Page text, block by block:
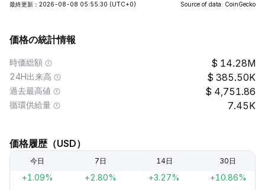
最終更新：2026-08-08 05:55:30 (UTC+0) Source of data: CoinGecko
価格の統計情報
時価総額 14.28M
24H出来高 385.50K
過去最高値 4,751.86
循環供給量 7.45K
価格履歴（USD）
今日 7日 14日 30日
+1.09% +2.80% +3.27% +10.86%